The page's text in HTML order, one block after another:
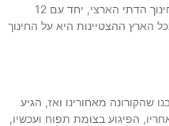
שדה את פרס החינוך הדתי הארצי, יחד עם 12
הארץ ההצטיינות היא על החינוך
שהקורונה מאחורינו ואז, הגיע
הפיגוע בצומת תפוח ועכשיו,